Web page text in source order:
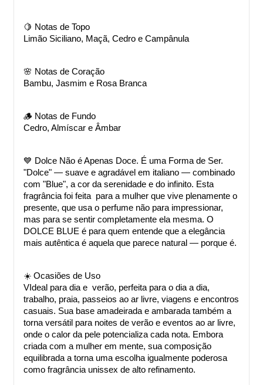
🍋 Notas de Topo
Limão Siciliano, Maçã, Cedro e Campânula
🌸 Notas de Coração
Bambu, Jasmim e Rosa Branca
🪵 Notas de Fundo
Cedro, Almíscar e Âmbar
💙 Dolce Não é Apenas Doce. É uma Forma de Ser.
"Dolce" — suave e agradável em italiano — combinado
com "Blue", a cor da serenidade e do infinito. Esta
fragrância foi feita  para a mulher que vive plenamente o
presente, que usa o perfume não para impressionar,
mas para se sentir completamente ela mesma. O
DOLCE BLUE é para quem entende que a elegância
mais autêntica é aquela que parece natural — porque é.
☀️ Ocasiões de Uso
VIdeal para dia e  verão, perfeita para o dia a dia,
trabalho, praia, passeios ao ar livre, viagens e encontros
casuais. Sua base amadeirada e ambarada também a
torna versátil para noites de verão e eventos ao ar livre,
onde o calor da pele potencializa cada nota. Embora
criada com a mulher em mente, sua composição
equilibrada a torna uma escolha igualmente poderosa
como fragrância unissex de alto refinamento.